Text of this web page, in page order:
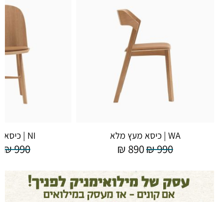
WA | כיסא מעץ מלא
₪990
₪ 890
NI | כיסא מעץ מלא
₪990